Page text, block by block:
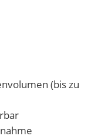
(bis zu